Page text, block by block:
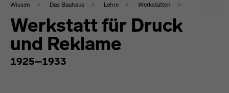
Wissen Das Bauhaus Lehre Werkstätten
Werkstatt für Druck
und Reklame
1925–1933